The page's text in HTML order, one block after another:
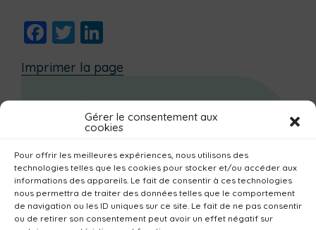
Gérer le consentement aux
cookies
Pour offrir les meilleures expériences, nous utilisons des
technologies telles que les cookies pour stocker et/ou accéder aux
informations des appareils. Le fait de consentir à ces technologies
nous permettra de traiter des données telles que le comportement
de navigation ou les ID uniques sur ce site. Le fait de ne pas consentir
ou de retirer son consentement peut avoir un effet négatif sur
Facebook
Twitter
Imprimer la page
Agenda
Juillet
Août Septembre
Octobre
Novembre
Décembre
Dernières actualités